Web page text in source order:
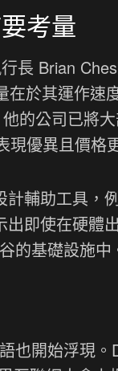
考量
長 Brian
於其運作速
的公司已將
優異且價格
輔助工具，
即使在硬體
的基礎設施中
也開始浮現